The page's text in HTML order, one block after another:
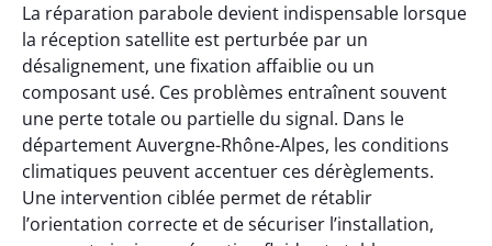
La réparation parabole devient indispensable lorsque
la réception satellite est perturbée par un
désalignement, une fixation affaiblie ou un
composant usé. Ces problèmes entraînent souvent
une perte totale ou partielle du signal. Dans le
département Auvergne-Rhône-Alpes, les conditions
climatiques peuvent accentuer ces dérèglements.
Une intervention ciblée permet de rétablir
l’orientation correcte et de sécuriser l’installation,